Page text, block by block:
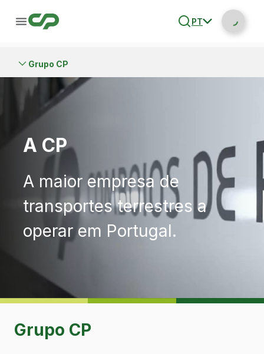
PT
Grupo CP
A CP
A maior empresa de
transportes terrestres a
operar em Portugal.
Grupo CP